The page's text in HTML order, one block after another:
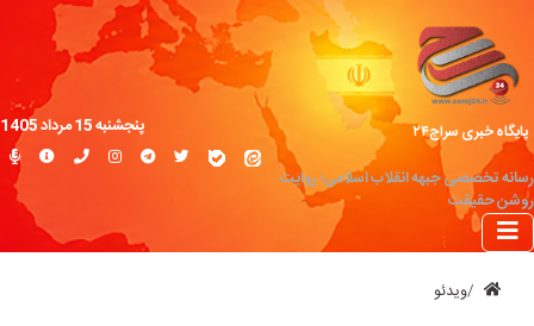
پایگاه خبری سراج۲۴
رسانه تخصصی جبهه انقلاب اسلامی؛ روایت
روشن حقیقت
پنجشنبه 15 مرداد 1405
ویدئو